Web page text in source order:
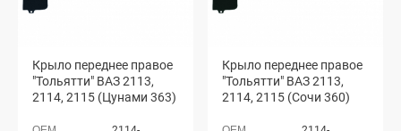
Крыло переднее правое
"Тольятти" ВАЗ 2113,
2114, 2115 (Цунами 363)
Крыло переднее правое
"Тольятти" ВАЗ 2113,
2114, 2115 (Сочи 360)